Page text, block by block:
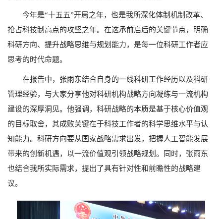
今年是“十五五”开局之年，也是我所深化体制机制改革、
抢占科技制高点的攻坚之年。在这承前启后的关键节点，明确
科研方向、提升战略思维与规划能力，是每一位科研工作者应
思考的时代命题。
在报告中，张雨东结合自身的一线科研工作经历以及科研
管理经验，与大家分享他对科研机构战略方向凝练与一流机构
建设的深厚洞见。他强调，科研战略的本质是基于核心价值观
的目标取舍，其成败关键在于科技工作者的科学思维水平与认
知能力。科研方向要从国家战略需求出发，把握人工智能发展
带来的创新机遇，以一流价值观引领战略规划。同时，张雨东
也结合我所实际需求，提出了具有针对性和前瞻性的战略建
议。